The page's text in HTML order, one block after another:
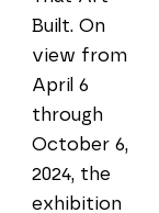
Built. On
view from
April 6
through
October 6,
2024, the
exhibition